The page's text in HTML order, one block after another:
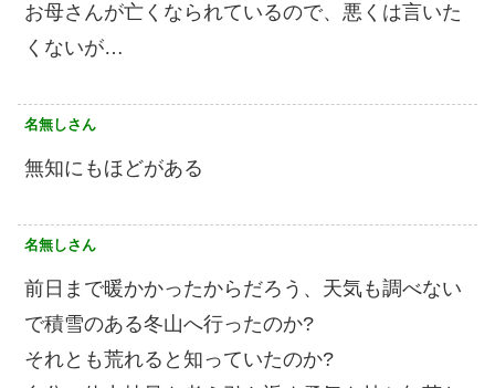
お母さんが亡くなられているので、悪くは言いた
くないが…
名無しさん
無知にもほどがある
名無しさん
前日まで暖かかったからだろう、天気も調べない
で積雪のある冬山へ行ったのか?
それとも荒れると知っていたのか?